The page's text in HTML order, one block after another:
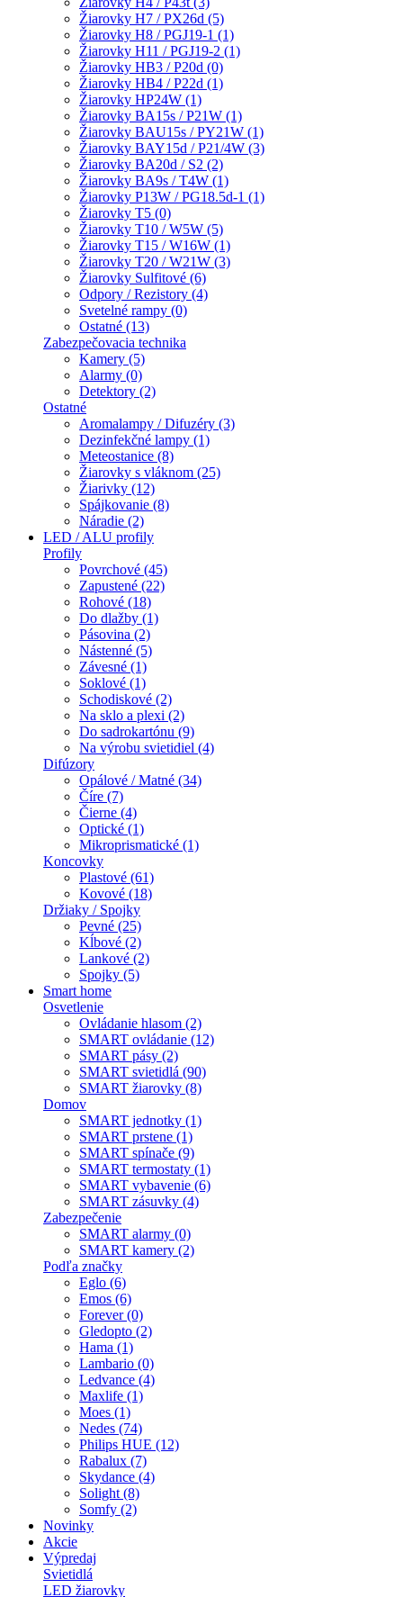
Žiarovky H7 / PX26d (5)
Žiarovky H8 / PGJ19-1 (1)
Žiarovky H11 / PGJ19-2 (1)
Žiarovky HB3 / P20d (0)
Žiarovky HB4 / P22d (1)
Žiarovky HP24W (1)
Žiarovky BA15s / P21W (1)
Žiarovky BAU15s / PY21W (1)
Žiarovky BAY15d / P21/4W (3)
Žiarovky BA20d / S2 (2)
Žiarovky BA9s / T4W (1)
Žiarovky P13W / PG18.5d-1 (1)
Žiarovky T5 (0)
Žiarovky T10 / W5W (5)
Žiarovky T15 / W16W (1)
Žiarovky T20 / W21W (3)
Žiarovky Sulfitové (6)
Odpory / Rezistory (4)
Svetelné rampy (0)
Ostatné (13)
Zabezpečovacia technika
Kamery (5)
Alarmy (0)
Detektory (2)
Ostatné
Aromalampy / Difuzéry (3)
Dezinfekčné lampy (1)
Meteostanice (8)
Žiarovky s vláknom (25)
Žiarivky (12)
Spájkovanie (8)
Náradie (2)
LED / ALU profily
Profily
Povrchové (45)
Zapustené (22)
Rohové (18)
Do dlažby (1)
Pásovina (2)
Nástenné (5)
Závesné (1)
Soklové (1)
Schodiskové (2)
Na sklo a plexi (2)
Do sadrokartónu (9)
Na výrobu svietidiel (4)
Difúzory
Opálové / Matné (34)
Číre (7)
Čierne (4)
Optické (1)
Mikroprismatické (1)
Koncovky
Plastové (61)
Kovové (18)
Držiaky / Spojky
Pevné (25)
Kĺbové (2)
Lankové (2)
Spojky (5)
Smart home
Osvetlenie
Ovládanie hlasom (2)
SMART ovládanie (12)
SMART pásy (2)
SMART svietidlá (90)
SMART žiarovky (8)
Domov
SMART jednotky (1)
SMART prstene (1)
SMART spínače (9)
SMART termostaty (1)
SMART vybavenie (6)
SMART zásuvky (4)
Zabezpečenie
SMART alarmy (0)
SMART kamery (2)
Podľa značky
Eglo (6)
Emos (6)
Forever (0)
Gledopto (2)
Hama (1)
Lambario (0)
Ledvance (4)
Maxlife (1)
Moes (1)
Nedes (74)
Philips HUE (12)
Rabalux (7)
Skydance (4)
Solight (8)
Somfy (2)
Novinky
Akcie
Výpredaj
Svietidlá
LED žiarovky